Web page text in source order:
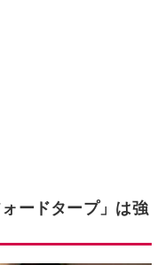
ードタープ」は強